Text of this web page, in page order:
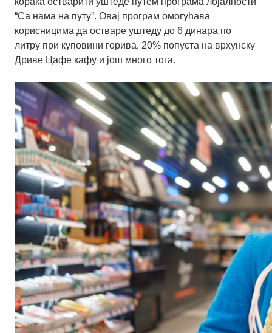
“Са нама на путу”. Овај програм омогућава
корисницима да остваре уштеду до 6 динара по
литру при куповини горива, 20% попуста на врхунску
Дриве Цафе кафу и још много тога.